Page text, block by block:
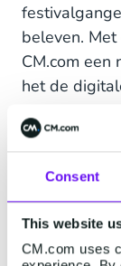
Consent
This website
CM.com uses
beleven.
CM.com
het de
Je